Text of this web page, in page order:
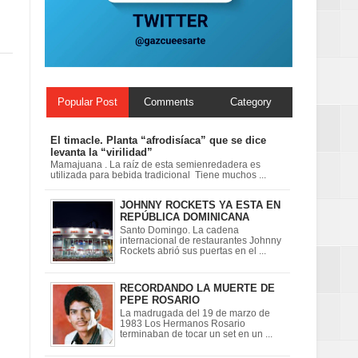
perspectiva
Popular Post Comments Category
El timacle. Planta “afrodisíaca” que se dice
levanta la “virilidad”
Mamajuana . La raíz de esta semienredadera es
utilizada para bebida tradicional Tiene muchos ...
JOHNNY ROCKETS YA ESTA EN
REPÚBLICA DOMINICANA
Santo Domingo. La cadena
internacional de restaurantes Johnny
Rockets abrió sus puertas en el ...
RECORDANDO LA MUERTE DE
PEPE ROSARIO
La madrugada del 19 de marzo de
1983 Los Hermanos Rosario
terminaban de tocar un set en un ...